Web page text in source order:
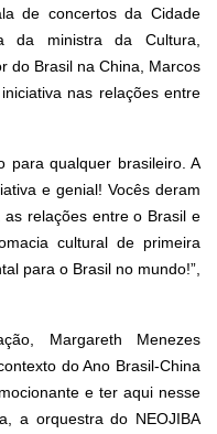
de concertos da Cidade
da ministra da Cultura,
do Brasil na China, Marcos
nas relações entre
para qualquer brasileiro. A
e genial! Vocês deram
relações entre o Brasil e
cultural de primeira
para o Brasil no mundo!”,
Margareth Menezes
do Ano Brasil-China
e ter aqui nesse
a orquestra do NEOJIBA